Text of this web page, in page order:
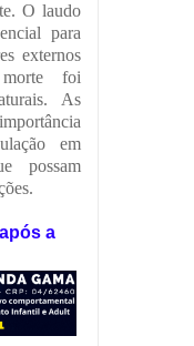
O laudo
para
externos
foi
As
em
possam
a